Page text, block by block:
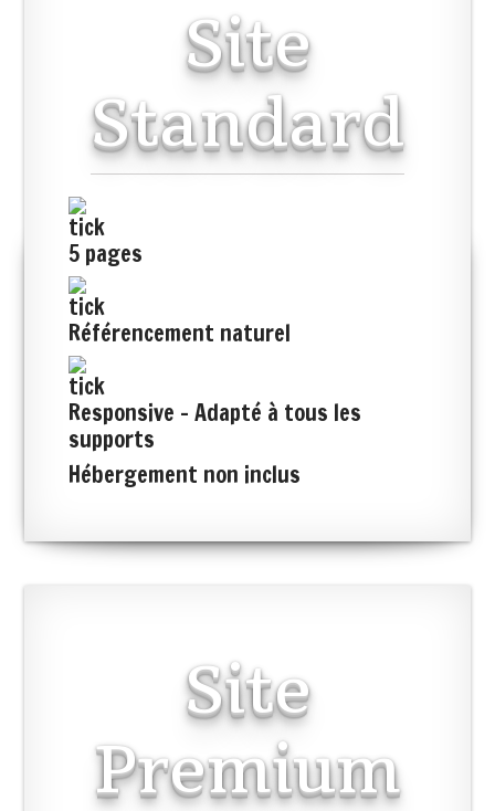
Site
Standard
5 pages
Référencement naturel
Responsive - Adapté à tous les
supports
Hébergement non inclus
Site
Premium